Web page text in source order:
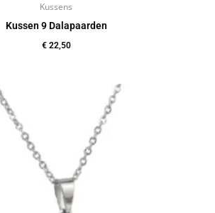
Kussens
Kussen 9 Dalapaarden
€22,50